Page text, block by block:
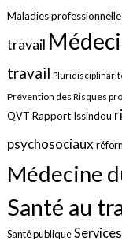
Maladies
travail
travail
Prévention des Risques
QVT Rapport Issindou
psychosociaux
Médecine
Santé au
Santé publique